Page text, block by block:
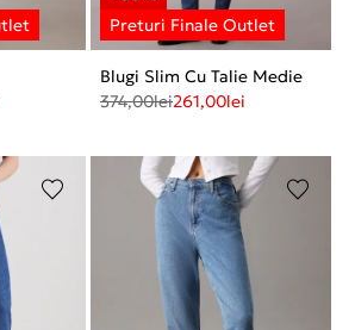
Blugi Slim Cu Talie Medie
374,00lei261,00lei